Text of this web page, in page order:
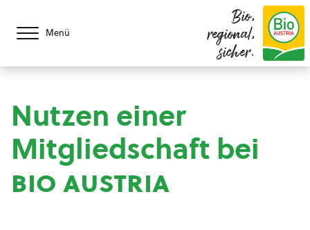
Menü
Bio,
regional,
sicher.
Nutzen einer
Mitgliedschaft bei
bio austria